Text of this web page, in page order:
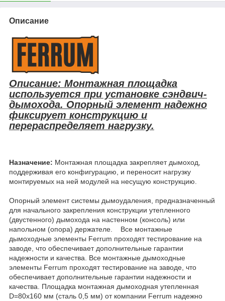
Описание
Описание: Монтажная площадка
используется при установке сэндвич-
дымохода. Опорный элемент надежно
фиксирует конструкцию и
перераспределяет нагрузку.
Назначение: Монтажная площадка закрепляет дымоход,
поддерживая его конфигурацию, и переносит нагрузку
монтируемых на ней модулей на несущую конструкцию.
Опорный элемент системы дымоудаления, предназначенный
для начального закрепления конструкции утепленного
(двустенного) дымохода на настенном (консоль) или
напольном (опора) держателе. Все монтажные
дымоходные элементы Ferrum проходят тестирование на
заводе, что обеспечивает дополнительные гарантии
надежности и качества. Все монтажные дымоходные
элементы Ferrum проходят тестирование на заводе, что
обеспечивает дополнительные гарантии надежности и
качества. Площадка монтажная дымоходная утепленная
D=80х160 мм (сталь 0,5 мм) от компании Ferrum надежно